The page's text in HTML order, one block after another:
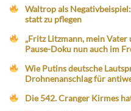
Waltrop als
statt zu pflegen
„Fritz Litzmann, mein Vater
Pause-Doku nun auch im
Wie Putins deutsche
Drohnenanschlag für
Die 542. Cranger Kirmes